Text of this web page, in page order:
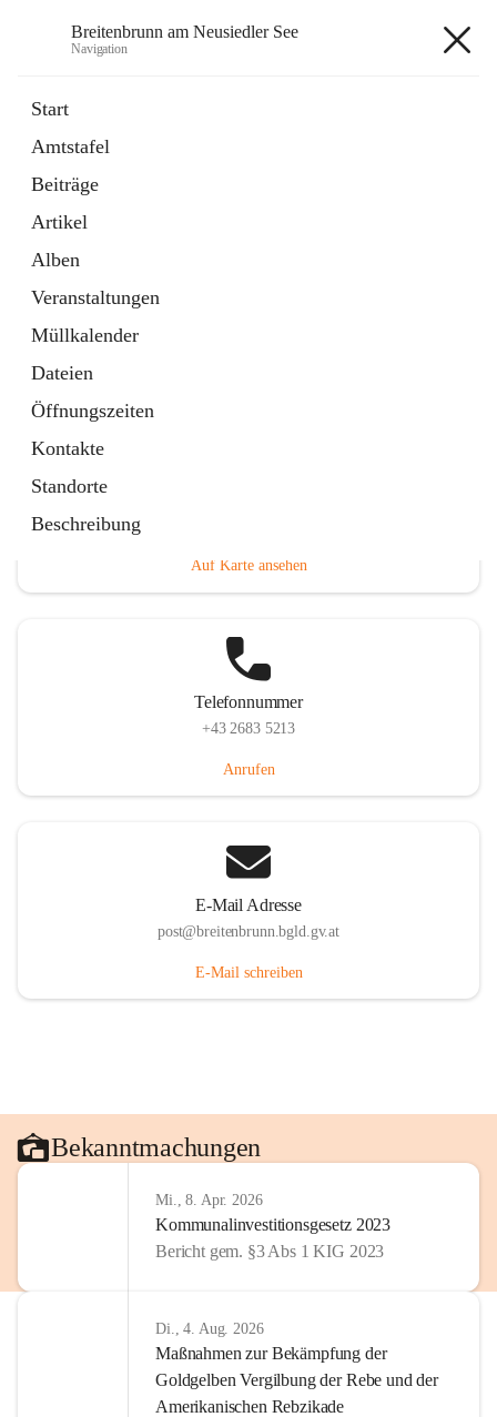
Breitenbrunn am Neusiedler See
Navigation
Start
Amtstafel
Beiträge
Artikel
Alben
Veranstaltungen
Müllkalender
Dateien
Öffnungszeiten
Kontakte
Standorte
Beschreibung
18 Schnellzugriffe
Gemeindeservice
Auf Karte ansehen
Telefonnummer
+43 2683 5213
Anrufen
E-Mail Adresse
post@breitenbrunn.bgld.gv.at
E-Mail schreiben
Bekanntmachungen
Mi., 8. Apr. 2026
Kommunalinvestitionsgesetz 2023
Bericht gem. §3 Abs 1 KIG 2023
Di., 4. Aug. 2026
Maßnahmen zur Bekämpfung der
Goldgelben Vergilbung der Rebe und der
Amerikanischen Rebzikade